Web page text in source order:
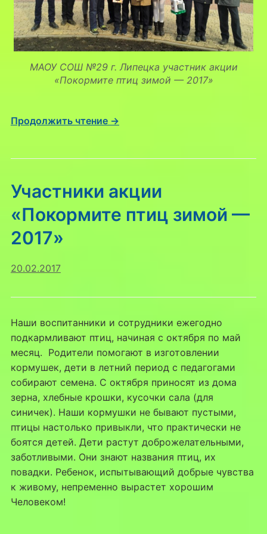
МАОУ СОШ №29 г. Липецка участник акции
«Покормите птиц зимой — 2017»
Продолжить чтение →
Участники акции
«Покормите птиц зимой —
2017»
20.02.2017
Наши воспитанники и сотрудники ежегодно
подкармливают птиц, начиная с октября по май
месяц. Родители помогают в изготовлении
кормушек, дети в летний период с педагогами
собирают семена. С октября приносят из дома
зерна, хлебные крошки, кусочки сала (для
синичек). Наши кормушки не бывают пустыми,
птицы настолько привыкли, что практически не
боятся детей. Дети растут доброжелательными,
заботливыми. Они знают названия птиц, их
повадки. Ребенок, испытывающий добрые чувства
к живому, непременно вырастет хорошим
Человеком!